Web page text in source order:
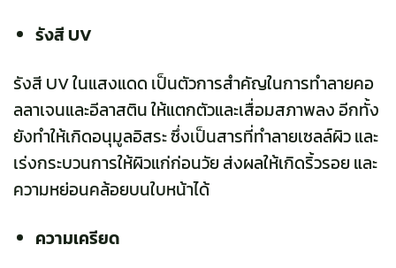
รังสี UV
รังสี UV ในแสงแดด เป็นตัวการสำคัญในการทำลายคอ
ลลาเจนและอีลาสติน ให้แตกตัวและเสื่อมสภาพลง อีกทั้ง
ยังทำให้เกิดอนุมูลอิสระ ซึ่งเป็นสารที่ทำลายเซลล์ผิว และ
เร่งกระบวนการให้ผิวแก่ก่อนวัย ส่งผลให้เกิดริ้วรอย และ
ความหย่อนคล้อยบนใบหน้าได้
ความเครียด